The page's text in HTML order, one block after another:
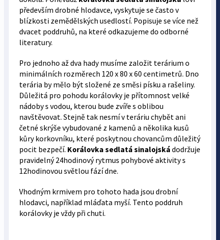
především drobné hlodavce, vyskytuje se často v
blízkosti zemědělských usedlostí. Popisuje se více než
dvacet poddruhů, na které odkazujeme do odborné
literatury.
Pro jednoho až dva hady musíme založit terárium o
minimálních rozměrech 120 x 80 x 60 centimetrů. Dno
terária by mělo být složené ze směsi písku a rašeliny.
Důležitá pro pohodu korálovky je přítomnost velké
nádoby s vodou, kterou bude zvíře s oblibou
navštěvovat. Stejně tak nesmí v teráriu chybět ani
četné skrýše vybudované z kamenů a několika kusů
kůry korkovníku, které poskytnou chovancům důležitý
pocit bezpečí. Korálovka sedlatá sinalojská dodržuje
pravidelný 24hodinový rytmus pohybové aktivity s
12hodinovou světlou fází dne.
Vhodným krmivem pro tohoto hada jsou drobní
hlodavci, například mláďata myší. Tento poddruh
korálovky je vždy při chuti.